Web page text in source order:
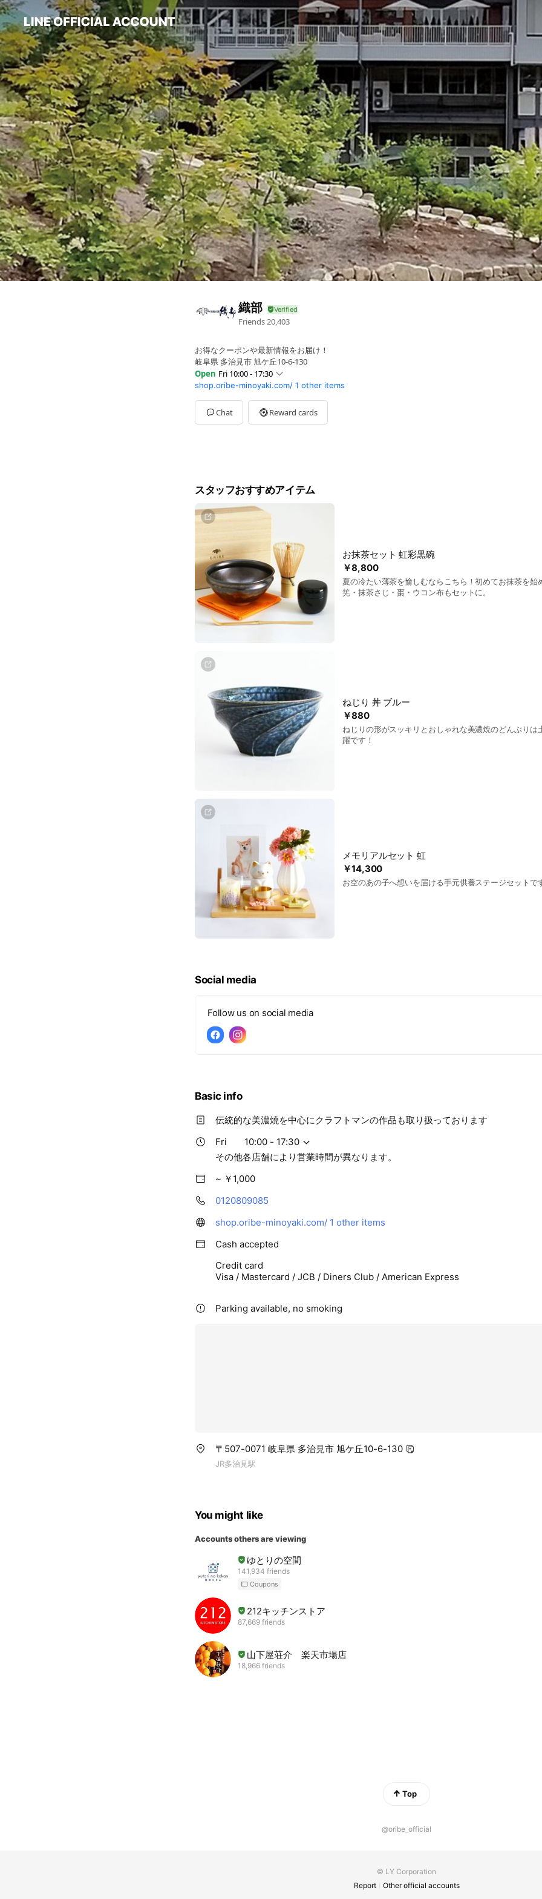
織部
Friends 20,403
お得なクーポンや最新情報をお届け！
岐阜県 多治見市 旭ケ丘10-6-130
Open Fri 10:00 - 17:30
Sun10:00 - 17:30
Mon10:00 - 17:30
Tue10:00 - 17:30
Wed10:00 - 17:30
shop.oribe-minoyaki.com/ 1 other items
Chat Reward cards
スタッフおすすめアイテム
￥8,800
お抹茶セット 虹彩黒碗
夏の冷たい薄茶を愉しむならこちら！初めてお抹茶を始
筅・抹茶さじ・棗・ウコン布もセットに。
￥880
ねじり 丼 ブルー
ねじりの形がスッキリとおしゃれな美濃焼のどんぶりは
躍です！
￥14,300
メモリアルセット 虹
お空のあの子へ想いを届ける手元供養ステージセットで
Social media
Follow us on social media
Basic info
伝統的な美濃焼を中心にクラフトマンの作品も取り扱っております
Fri
10:00 - 17:30
その他各店舗により営業時間が異なります。
~ ￥1,000
0120809085
shop.oribe-minoyaki.com/ 1 other items
Cash accepted
Credit card
Visa / Mastercard / JCB / Diners Club / American Express
Parking available, no smoking
〒507-0071 岐阜県 多治見市 旭ケ丘10-6-130
JR多治見駅
You might like
Accounts others are viewing
ゆとりの空間
141,934 friends
Coupons
212キッチンストア
87,669 friends
山下屋荘介 楽天市場店
18,966 friends
Top
@oribe_official
© LY Corporation
Report
Other official accounts